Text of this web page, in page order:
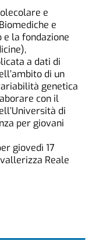
e
e
e la fondazione
a dati di
di un
genetica
con il
di
per giovani
giovedì 17
Reale